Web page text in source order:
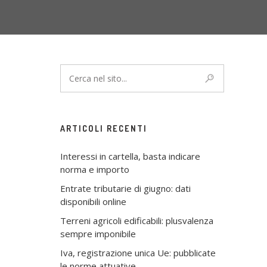
ARTICOLI RECENTI
Interessi in cartella, basta indicare
norma e importo
Entrate tributarie di giugno: dati
disponibili online
Terreni agricoli edificabili: plusvalenza
sempre imponibile
Iva, registrazione unica Ue: pubblicate